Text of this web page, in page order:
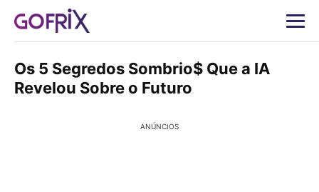
Os 5 Segredos Sombrio$ Que a IA
Revelou Sobre o Futuro
ANÚNCIOS